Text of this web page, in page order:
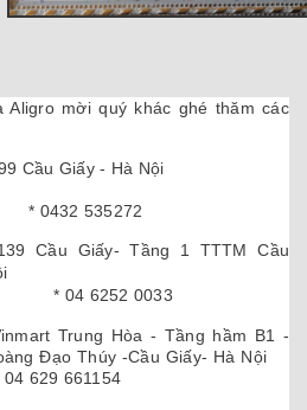
mời quý khác ghé thăm các
299 Cầu Giấy - Hà Nội
535272
Cầu Giấy- Tầng 1 TTTM Cầu
Hà Nội
0033
Trung Hòa - Tầng hầm B1 -
Đạo Thúy -Cầu Giấy- Hà Nội
661154